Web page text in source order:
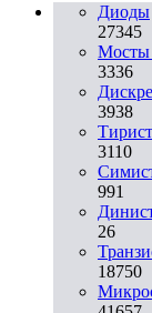
Диоды
27345
Мосты
3336
3938
3110
991
26
18750